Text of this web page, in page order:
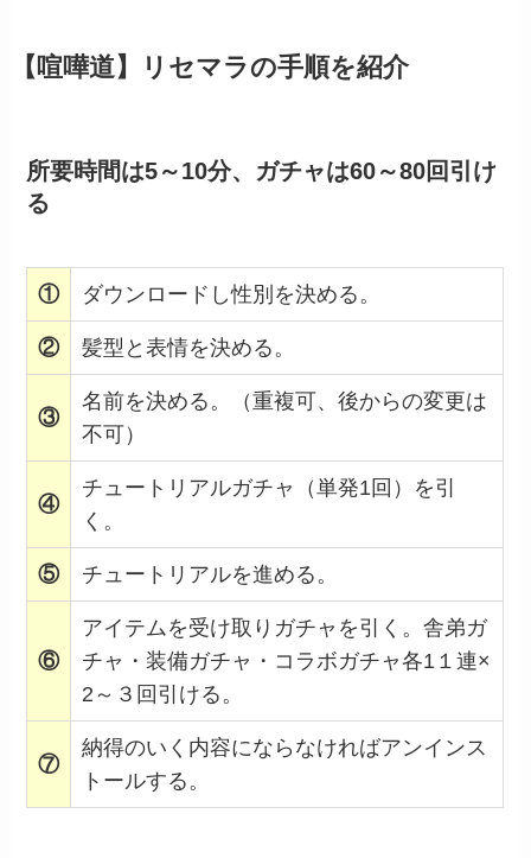
【喧嘩道】リセマラの手順を紹介
所要時間は5～10分、ガチャは60～80回引け
る
① ダウンロードし性別を決める。
② 髪型と表情を決める。
③
名前を決める。（重複可、後からの変更は
不可）
④
チュートリアルガチャ（単発1回）を引
く。
⑤ チュートリアルを進める。
⑥
アイテムを受け取りガチャを引く。舎弟ガ
チャ・装備ガチャ・コラボガチャ各1１連×
2～３回引ける。
⑦
納得のいく内容にならなければアンインス
トールする。